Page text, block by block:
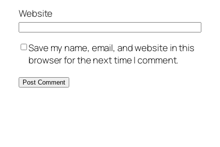
Website
Save my name, email, and website in this
browser for the next time I comment.